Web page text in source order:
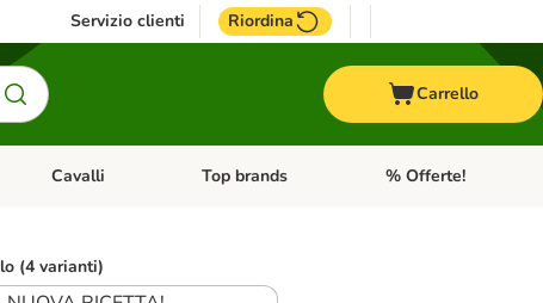
Servizio clienti Riordina
Carrello
Apri Menu Categoria: Acquaristica
Cavalli Apri Menu Categoria: Cavalli
Top brands Apri Menu Categoria:
% Offerte!
(4 varianti)